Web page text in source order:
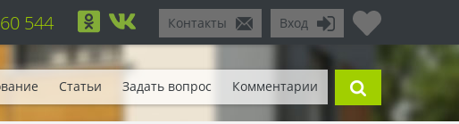
Вход
Контакты
544
Статьи Задать вопрос Комментарии